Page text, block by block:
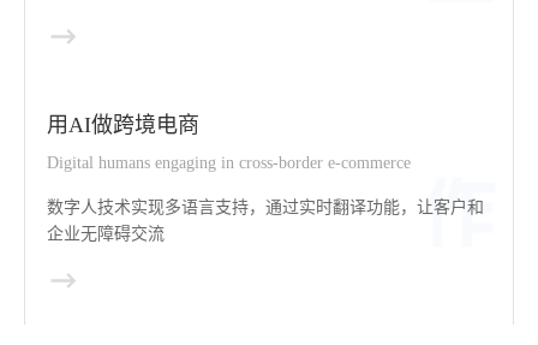
用AI做跨境电商
Digital humans engaging in cross-border e-commerce
数字人技术实现多语言支持，通过实时翻译功能，让客户和
企业无障碍交流